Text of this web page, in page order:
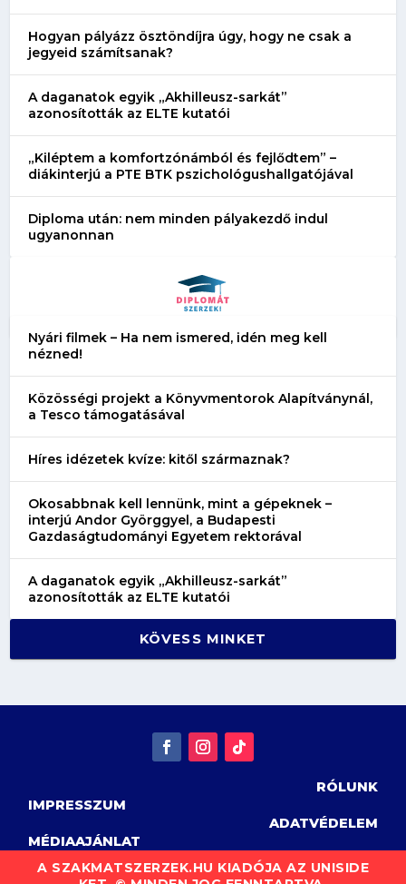
Hogyan pályázz ösztöndíjra úgy, hogy ne csak a
jegyeid számítsanak?
A daganatok egyik „Akhilleusz-sarkát”
azonosították az ELTE kutatói
„Kiléptem a komfortzónámból és fejlődtem” –
diákinterjú a PTE BTK pszichológushallgatójával
Diploma után: nem minden pályakezdő indul
ugyanonnan
Nyári filmek – Ha nem ismered, idén meg kell
nézned!
Közösségi projekt a Könyvmentorok Alapítványnál,
a Tesco támogatásával
Híres idézetek kvíze: kitől származnak?
Okosabbnak kell lennünk, mint a gépeknek –
interjú Andor Györggyel, a Budapesti
Gazdaságtudományi Egyetem rektorával
A daganatok egyik „Akhilleusz-sarkát”
azonosították az ELTE kutatói
KÖVESS MINKET
RÓLUNK
IMPRESSZUM
ADATVÉDELEM
MÉDIAAJÁNLAT
A SZAKMATSZERZEK.HU KIADÓJA AZ UNISIDE